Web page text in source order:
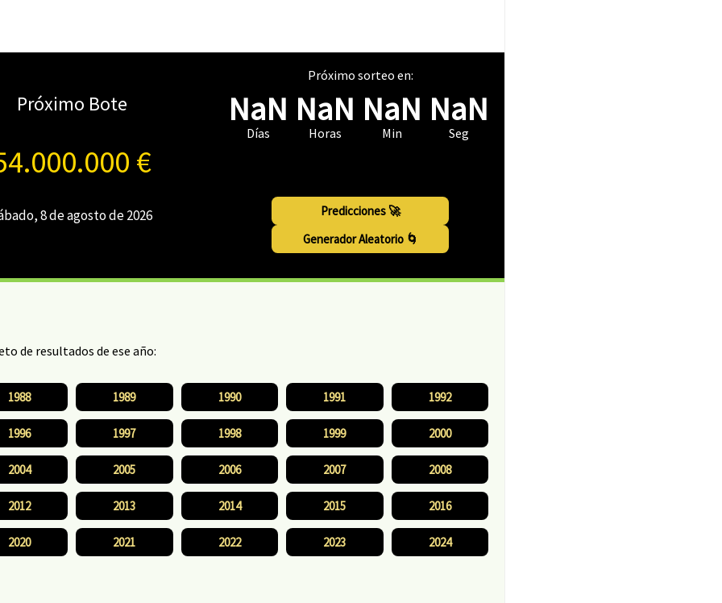
Próximo Bote
€
8 de agosto de 2026
Próximo sorteo en:
NaN
Días
NaN
Horas
NaN
Min
NaN
Seg
Predicciones 🚀
Generador Aleatorio 🌀
de resultados de ese año:
1988 1989 1990 1991 1992
1996 1997 1998 1999 2000
2004 2005 2006 2007 2008
2012 2013 2014 2015 2016
2020 2021 2022 2023 2024